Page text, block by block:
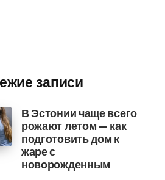
записи
В Эстонии чаще всего
рожают летом — как
подготовить дом к
жаре с
новорожденным